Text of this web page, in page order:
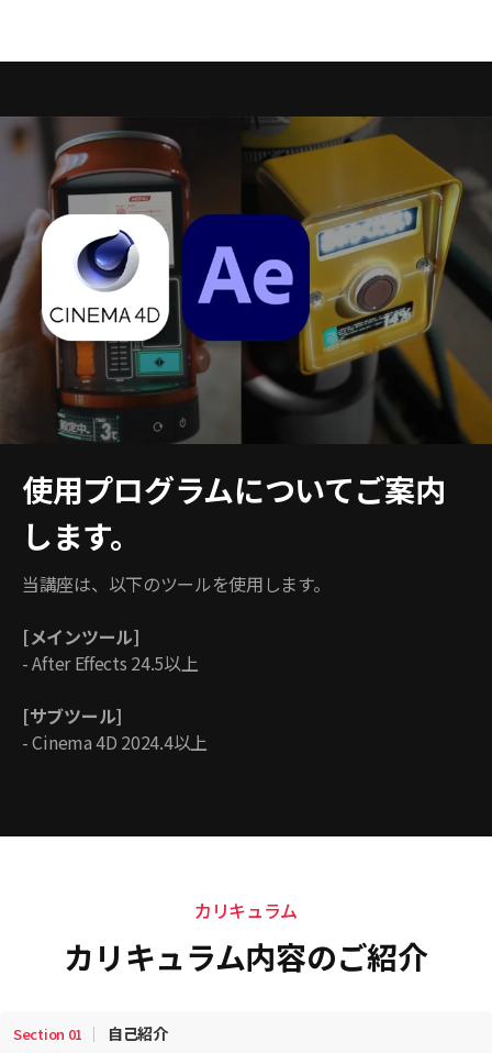
使用プログラムについてご案内
します。
当講座は、以下のツールを使用します。
[メインツール]
- After Effects 24.5以上
[サブツール]
- Cinema 4D 2024.4以上
カリキュラム
カリキュラム内容のご紹介
Section 01 自己紹介